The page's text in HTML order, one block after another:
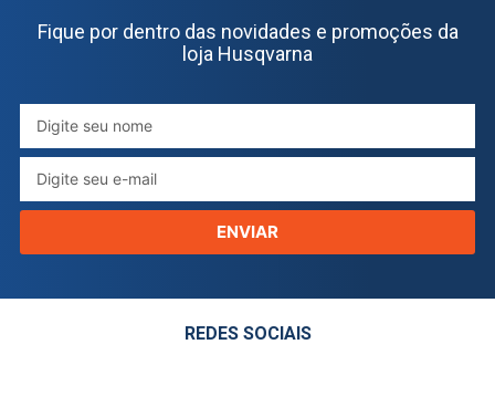
Fique por dentro das novidades e promoções da
loja Husqvarna
ENVIAR
REDES SOCIAIS